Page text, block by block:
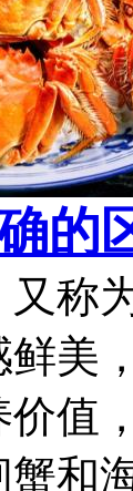
的
又称
鲜美
价值
蟹